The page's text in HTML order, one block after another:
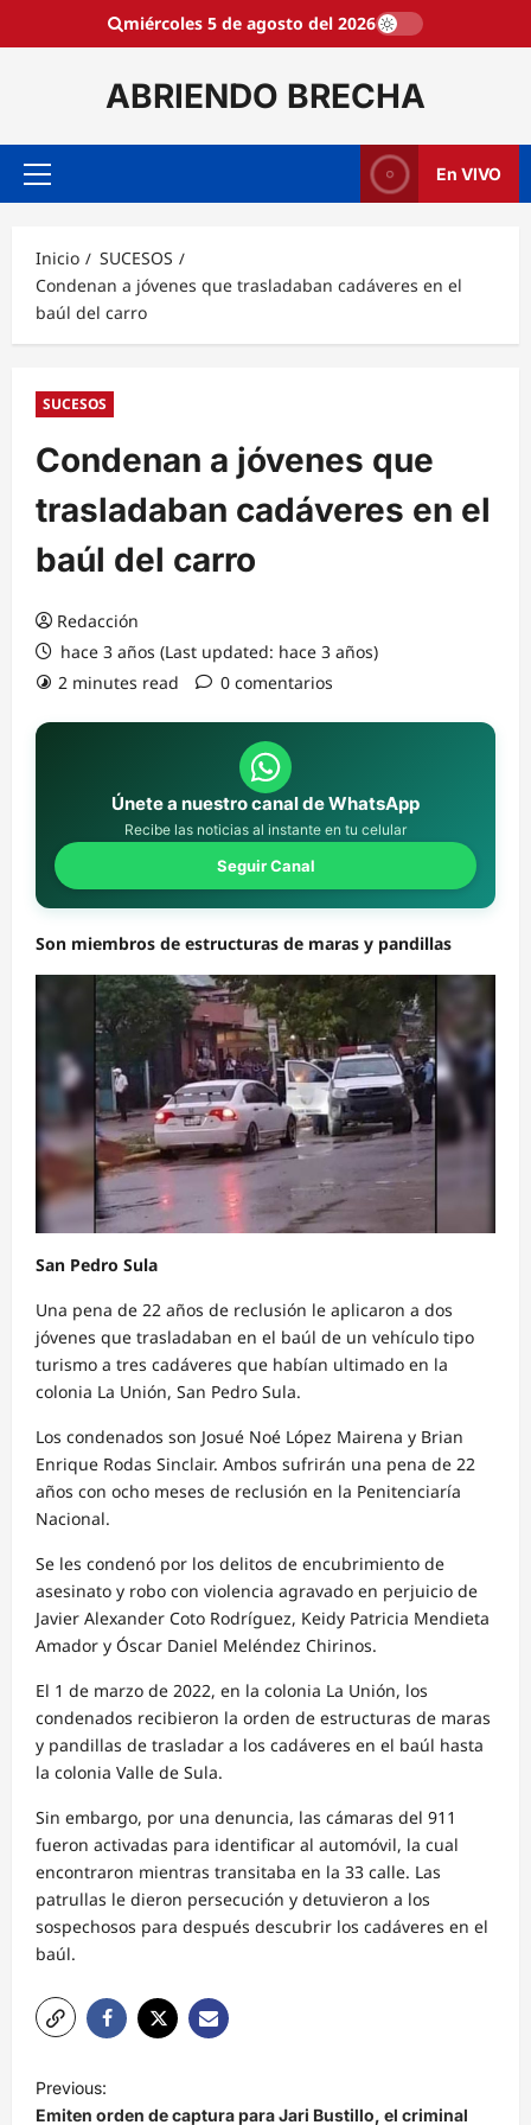
miércoles 5 de agosto del 2026
ABRIENDO BRECHA
Menú
En VIVO
Inicio
SUCESOS
Condenan a jóvenes que trasladaban cadáveres en el
baúl del carro
SUCESOS
Condenan a jóvenes que
trasladaban cadáveres en el
baúl del carro
Redacción
hace 3 años (Last updated: hace 3 años)
2 minutes read
0 comentarios
Únete a nuestro canal de WhatsApp
Recibe las noticias al instante en tu celular
Seguir Canal
Son miembros de estructuras de maras y pandillas
San Pedro Sula
Una pena de 22 años de reclusión le aplicaron a dos
jóvenes que trasladaban en el baúl de un vehículo tipo
turismo a tres cadáveres que habían ultimado en la
colonia La Unión, San Pedro Sula.
Los condenados son Josué Noé López Mairena y Brian
Enrique Rodas Sinclair. Ambos sufrirán una pena de 22
años con ocho meses de reclusión en la Penitenciaría
Nacional.
Se les condenó por los delitos de encubrimiento de
asesinato y robo con violencia agravado en perjuicio de
Javier Alexander Coto Rodríguez, Keidy Patricia Mendieta
Amador y Óscar Daniel Meléndez Chirinos.
El 1 de marzo de 2022, en la colonia La Unión, los
condenados recibieron la orden de estructuras de maras
y pandillas de trasladar a los cadáveres en el baúl hasta
la colonia Valle de Sula.
Sin embargo, por una denuncia, las cámaras del 911
fueron activadas para identificar al automóvil, la cual
encontraron mientras transitaba en la 33 calle. Las
patrullas le dieron persecución y detuvieron a los
sospechosos para después descubrir los cadáveres en el
baúl.
N
a
Previous:
Emiten orden de captura para Jari Bustillo, el criminal